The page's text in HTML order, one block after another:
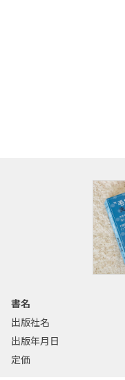
書名
出版社名
出版年月日
定価